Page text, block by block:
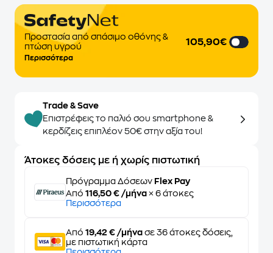
Προστασία από σπάσιμο οθόνης &
πτώση υγρού
Περισσότερα
105,90€
Trade & Save
Επιστρέφεις το παλιό σου smartphone &
κερδίζεις επιπλέον 50€ στην αξία του!
Άτοκες δόσεις με ή χωρίς πιστωτική
Πρόγραμμα Δόσεων Flex Pay
Από 116,50 € /μήνα × 6 άτοκες
Περισσότερα
Από 19,42 € /μήνα σε 36 άτοκες δόσεις,
με πιστωτική κάρτα